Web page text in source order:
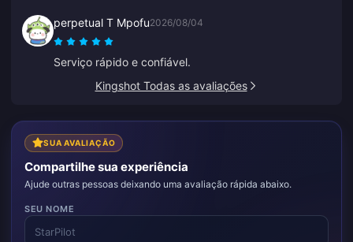
perpetual T Mpofu2026/08/04
Serviço rápido e confiável.
Kingshot Todas as avaliações
SUA AVALIAÇÃO
Compartilhe sua experiência
Ajude outras pessoas deixando uma avaliação rápida abaixo.
SEU NOME